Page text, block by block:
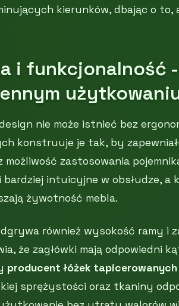
kierunków, dbając o to,
i funkcjonalność
nie może istnieć bez
konstruuje je tak, by
możliwość zastosowania
bardziej intuicyjne w obsłudze,
żywotność mebla.
również wysokość ramy i
że zagłówki mają odpowiedni
producent łóżek tapicerowanych
sprężystości oraz tkaniny